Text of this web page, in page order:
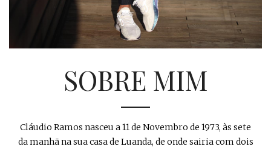
SOBRE MIM
Cláudio Ramos nasceu a 11 de Novembro de 1973, às sete
da manhã na sua casa de Luanda, de onde sairia com dois